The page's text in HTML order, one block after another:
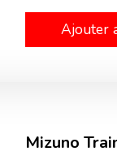
Ajouter
Mizuno